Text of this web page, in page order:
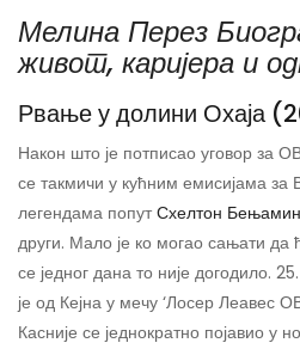
Мелина Перез
живот, каријера и
Рвање у долини Охаја
Након што је потписао уговор за
се такмичи у кућним емисијама
легендама попутСхелтон Бењамин
други. Мало је ко могао сањати да
се једног дана то није догодило.
је од Кејна у мечу ‘Лосер Леавес
Касније се једнократно појавио у